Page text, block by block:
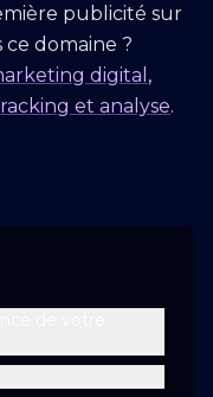
publicité sur
domaine ?
digital ,
et analyse.